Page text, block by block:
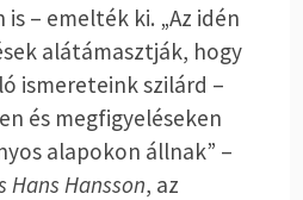
– emelték ki. „Az idén
alátámasztják, hogy
ismereteink szilárd –
és megfigyeléseken
alapokon állnak” –
Hans Hansson, az